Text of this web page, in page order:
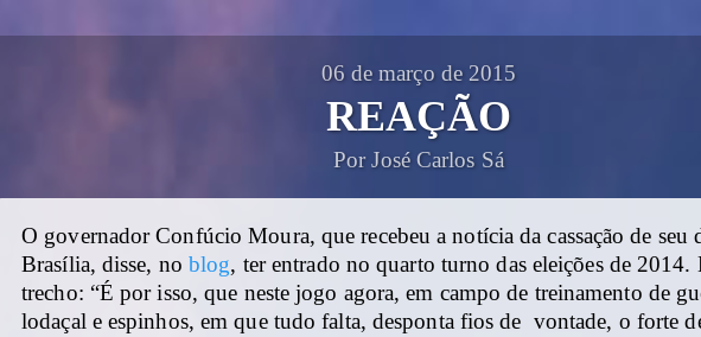
06 de março de 2015
REAÇÃO
Por José Carlos Sá
O governador Confúcio Moura, que recebeu a notícia da cassação de seu
Brasília, disse, no blog, ter entrado no quarto turno das eleições de 2014.
trecho: “É por isso, que neste jogo agora, em campo de treinamento de
lodaçal e espinhos, em que tudo falta, desponta fios de vontade, o forte